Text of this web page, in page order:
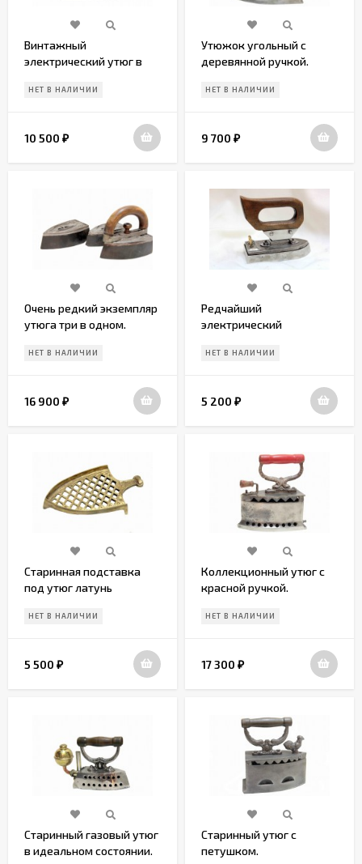
Винтажный
электрический утюг в
Середина 20 вв
НЕТ В НАЛИЧИИ
10 500 ₽
Утюжок угольный с
деревянной ручкой.
НЕТ В НАЛИЧИИ
9 700 ₽
Очень редкий экземпляр
утюга три в одном.
НЕТ В НАЛИЧИИ
16 900 ₽
Редчайший
электрический
НЕТ В НАЛИЧИИ
5 200 ₽
Старинная подставка
под утюг латунь
НЕТ В НАЛИЧИИ
5 500 ₽
Коллекционный утюг с
красной ручкой.
НЕТ В НАЛИЧИИ
17 300 ₽
Старинный газовый утюг
в идеальном состоянии.
Старинный утюг с
петушком.